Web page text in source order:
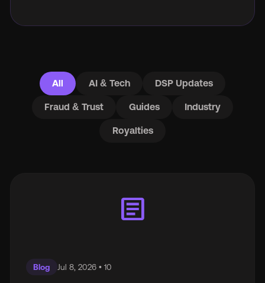
All AI & Tech DSP Updates
Fraud & Trust Guides Industry
Royalties
article
Blog Jul 8, 2026 • 10